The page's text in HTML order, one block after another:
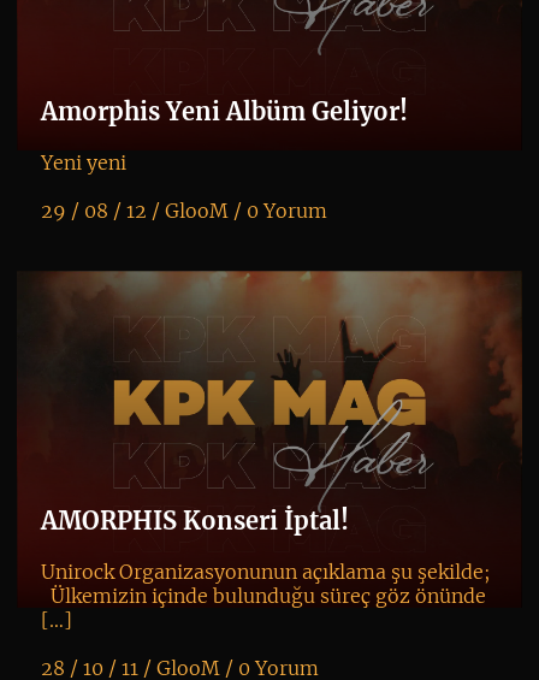
Amorphis Yeni Albüm Geliyor!
Yeni yeni
29 / 08 / 12 / GlooM/ 0 Yorum
AMORPHIS Konseri İptal!
Unirock Organizasyonunun açıklama şu şekilde;
Ülkemizin içinde bulunduğu süreç göz önünde
[…]
28 / 10 / 11 / GlooM/ 0 Yorum